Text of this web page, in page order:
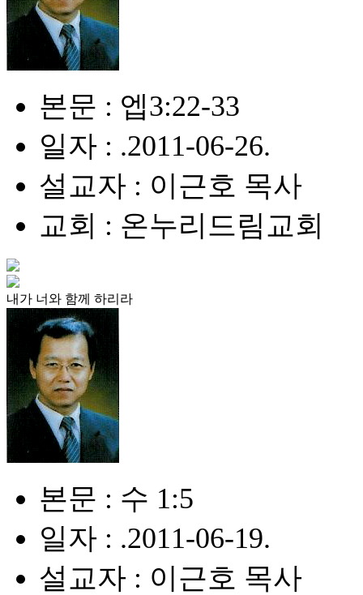
본문 : 엡3:22-33
일자 : .2011-06-26.
설교자 : 이근호 목사
교회 : 온누리드림교회
내가 너와 함께 하리라
본문 : 수 1:5
일자 : .2011-06-19.
설교자 : 이근호 목사